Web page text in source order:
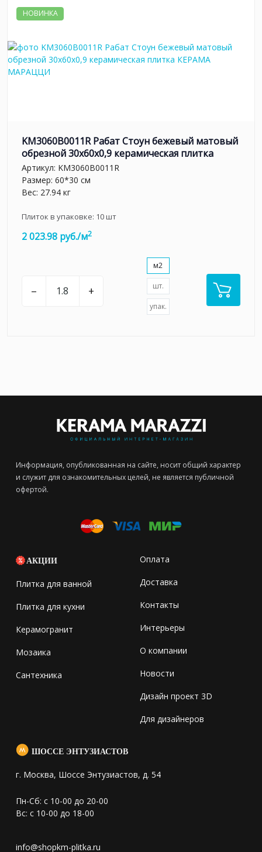
НОВИНКА
KM3060B0011R Рабат Стоун бежевый матовый
обрезной 30x60x0,9 керамическая плитка
Артикул: KM3060B0011R
Размер: 60*30 см
Вес: 27.94 кг
Плиток в упаковке: 10шт
2 023.98 руб./м2
– +
м2
шт.
упак.
Информация, опубликованная на сайте, носит общий характер
и служит для ознакомительных целей, не является публичной
офертой.
АКЦИИ
Плитка для ванной
Плитка для кухни
Керамогранит
Мозаика
Сантехника
Оплата
Доставка
Контакты
Интерьеры
О компании
Новости
Дизайн проект 3D
Для дизайнеров
ШОССЕ ЭНТУЗИАСТОВ
г. Москва, Шоссе Энтузиастов, д. 54
Пн-Сб: с 10-00 до 20-00
Вс: с 10-00 до 18-00
info@shopkm-plitka.ru